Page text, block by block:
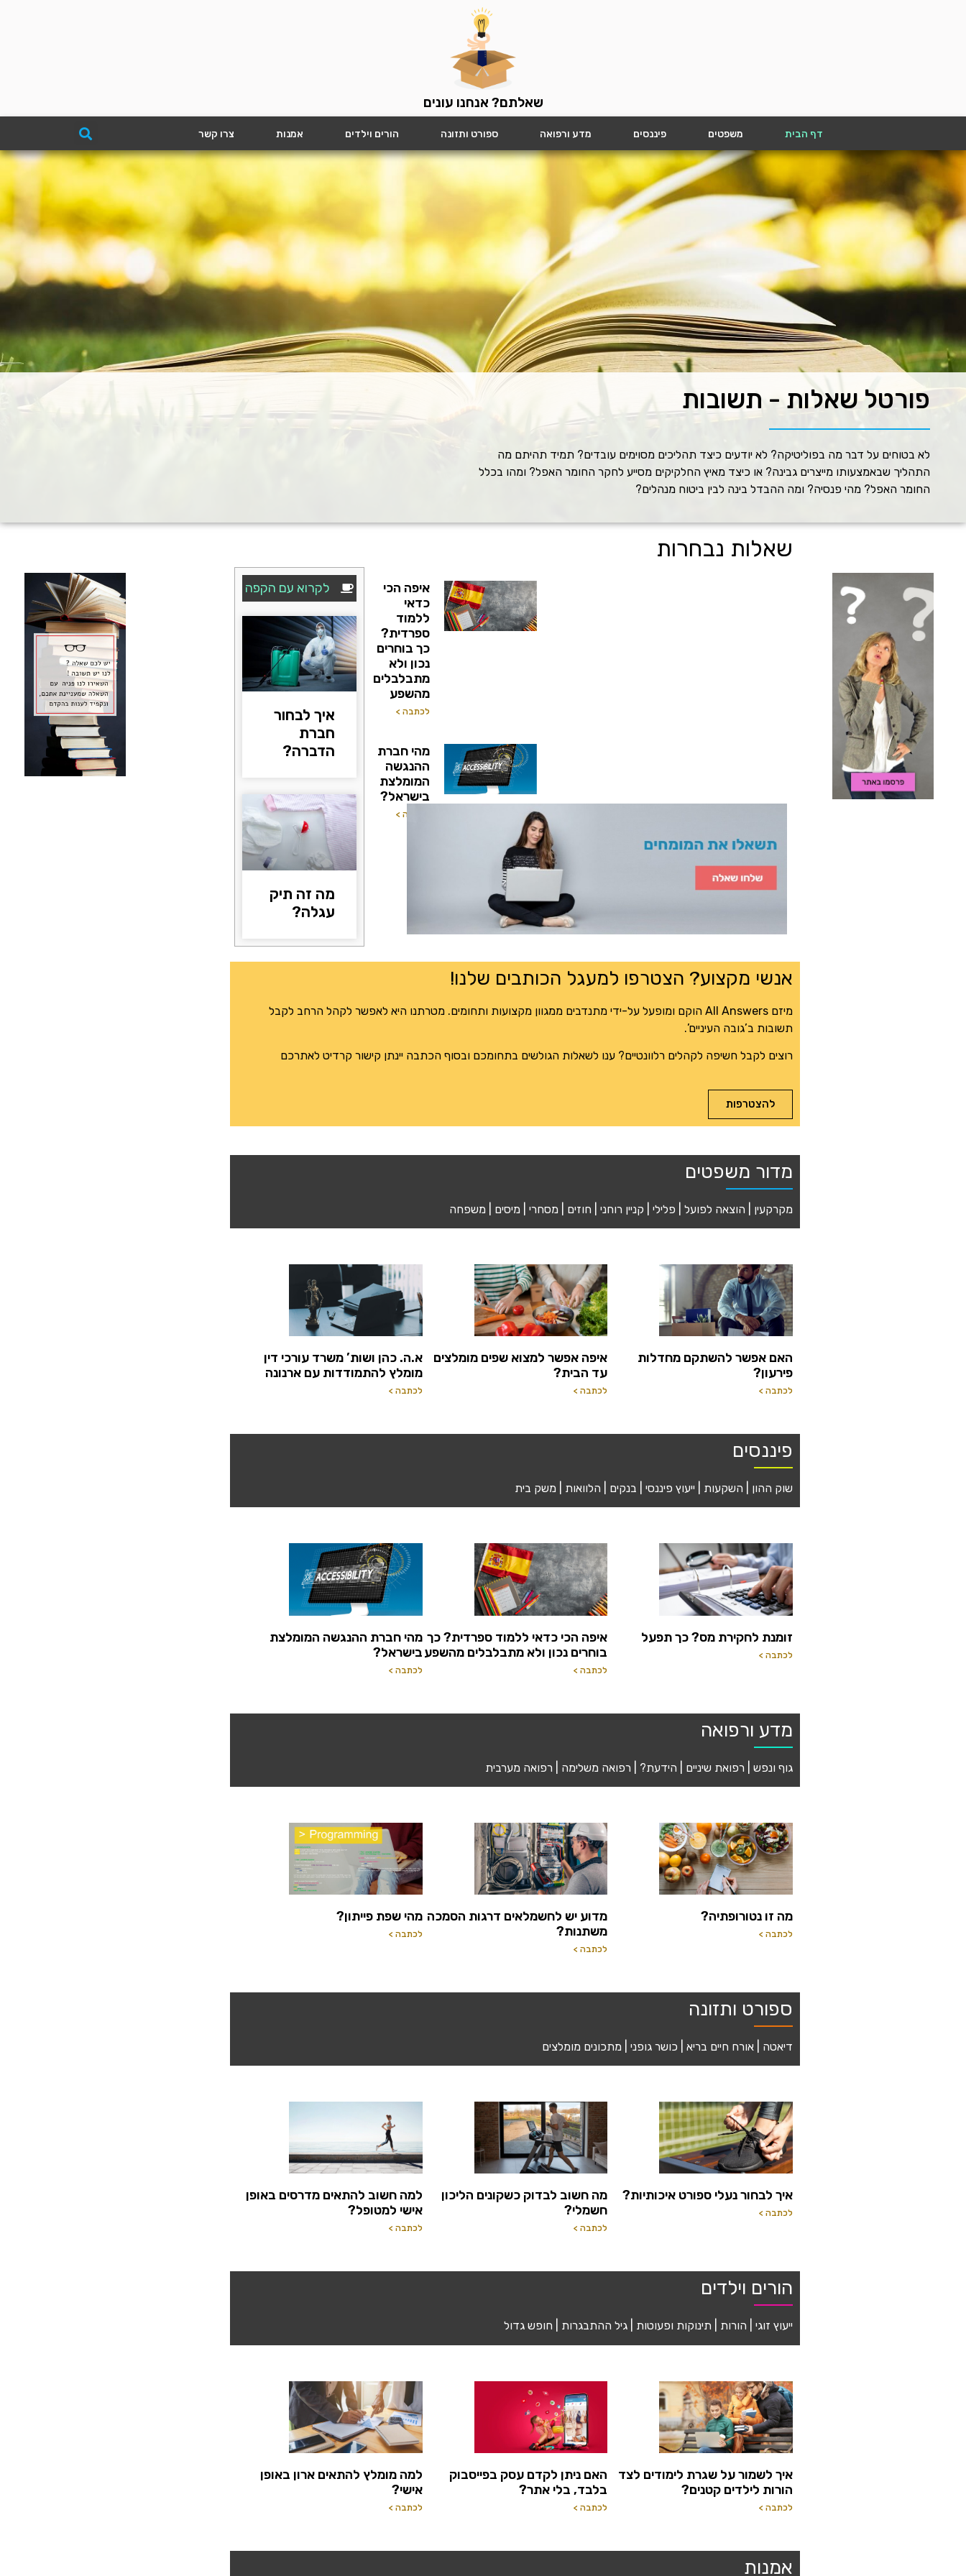
שאלתם? אנחנו עונים
דף הבית משפטים פיננסים מדע ורפואה ספורט ותזונה הורים וילדים אמנות צרו קשר
פורטל שאלות - תשובות
לא בטוחים על דבר מה בפוליטיקה? לא יודעים כיצד תהליכים מסוימים עובדים? תמיד תהיתם מה
התהליך שבאמצעותו מייצרים גבינה? או כיצד מאיץ החלקיקים מסייע לחקר החומר האפל? ומהו בכלל
החומר האפל? מהי פנסיה? ומה ההבדל בינה לבין ביטוח מנהלים?
שאלות נבחרות
איפה הכי
כדאי
ללמוד
ספרדית?
כך בוחרים
נכון ולא
מתבלבלים
מהשפע
לכתבה >
מהי חברת
ההנגשה
המומלצת
בישראל?
לכתבה >
לקרוא עם הקפה
איך לבחור
חברת
הדברה?
מה זה תיק
עגלה?
אנשי מקצוע? הצטרפו למעגל הכותבים שלנו!
מיזם All Answers הוקם ומופעל על-ידי מתנדבים ממגוון מקצועות ותחומים. מטרתנו היא לאפשר לקהל הרחב לקבל
תשובות ב’גובה העיניים’.
רוצים לקבל חשיפה לקהלים רלוונטיים? ענו לשאלות הגולשים בתחומכם ובסוף הכתבה יינתן קישור קרדיט לאתרכם
להצטרפות
מדור משפטים
מקרקעין | הוצאה לפועל | פלילי | קניין רוחני | חוזים | מסחרי | מיסים | משפחה
האם אפשר להשתקם מחדלות
פירעון?
לכתבה >
איפה אפשר למצוא שפים מומלצים
עד הבית?
לכתבה >
א.ה. כהן ושות’ משרד עורכי דין
מומלץ להתמודדות עם ארנונה
לכתבה >
פיננסים
שוק ההון | השקעות | ייעוץ פיננסי | בנקים | הלוואות | משק בית
זומנת לחקירת מס? כך תפעל
לכתבה >
איפה הכי כדאי ללמוד ספרדית? כך
בוחרים נכון ולא מתבלבלים מהשפע
לכתבה >
מהי חברת ההנגשה המומלצת
בישראל?
לכתבה >
מדע ורפואה
גוף ונפש | רפואת שיניים | הידעת? | רפואה משלימה | רפואה מערבית
מה זו נטורופתיה?
לכתבה >
מדוע יש לחשמלאים דרגות הסמכה
משתנות?
לכתבה >
מהי שפת פייתון?
לכתבה >
ספורט ותזונה
דיאטה | אורח חיים בריא | כושר גופני | מתכונים מומלצים
איך לבחור נעלי ספורט איכותיות?
לכתבה >
מה חשוב לבדוק כשקונים הליכון
חשמלי?
לכתבה >
למה חשוב להתאים מדרסים באופן
אישי למטופל?
לכתבה >
הורים וילדים
ייעוץ זוגי | הורות | תינוקות ופעוטות | גיל ההתבגרות | חופש גדול
איך לשמור על שגרת לימודים לצד
הורות לילדים קטנים?
לכתבה >
האם ניתן לקדם עסק בפייסבוק
בלבד, בלי אתר?
לכתבה >
למה מומלץ להתאים ארון באופן
אישי?
לכתבה >
אמנות